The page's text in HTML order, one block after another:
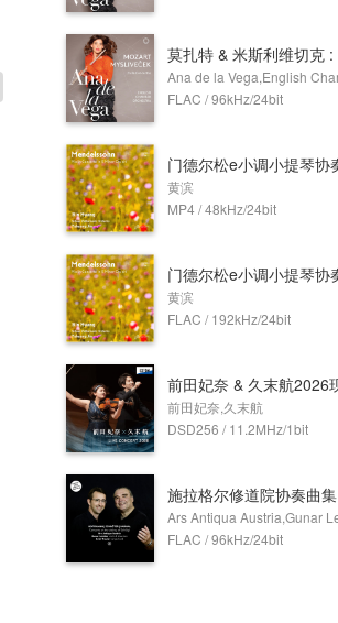
FLAC / 96kHz/24bit
黄滨
MP4 / 48kHz/24bit
黄滨
FLAC / 192kHz/24bit
前田妃奈,久末航
DSD256 / 11.2MHz/1bit
施拉格尔修道院协奏曲集
FLAC / 96kHz/24bit